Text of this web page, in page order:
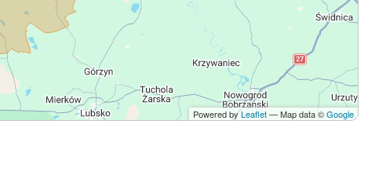
Powered byLeaflet— Map data ©Google